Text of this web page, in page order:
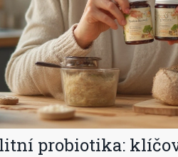
probiotika: